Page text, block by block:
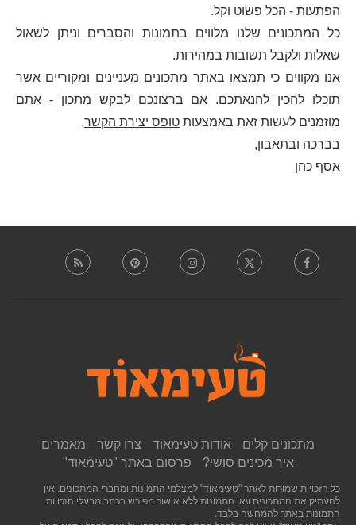
הפתעות - הכל פשוט וקל.
כל המתכונים שלנו מלווים בתמונות והסברים וניתן לשאול
שאלות ולקבל תשובות במהירות.
אנו מקווים כי תמצאו באתר מתכונים מעניינים ומקוריים אשר
תוכלו להכין להנאתכם. אם ברצונכם לבקש מתכון - אתם
מוזמנים לעשות זאת באמצעות טופס יצירת הקשר.
בברכה ובתאבון,
אסף כהן
מתכונים קלים אודות טעימאוד צרו קשר
מאמרים
איך מכינים סושי?
פרסום באתר "טעימאוד"
כל הזכויות שמורות לאתר "טעימאוד" למצלמי התמונות ומחברי המתכונים. אין
להעתיק את המתכונים ו\או התמונות ללא אישור מפורש בכתב מבעלי הזכויות.
התמונות באתר להמחשה בלבד.